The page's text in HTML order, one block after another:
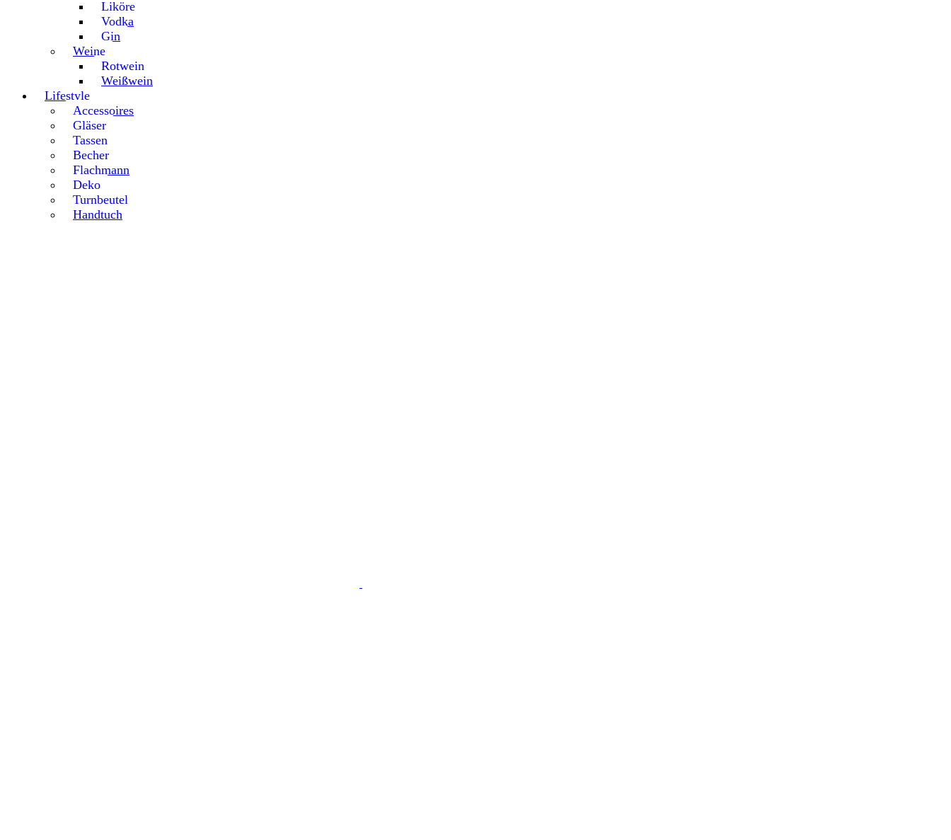
Liköre
Vodka
Gin
Weine
Rotwein
Weißwein
Lifestyle
Accessoires
Gläser
Tassen
Becher
Flachmann
Deko
Turnbeutel
Handtuch